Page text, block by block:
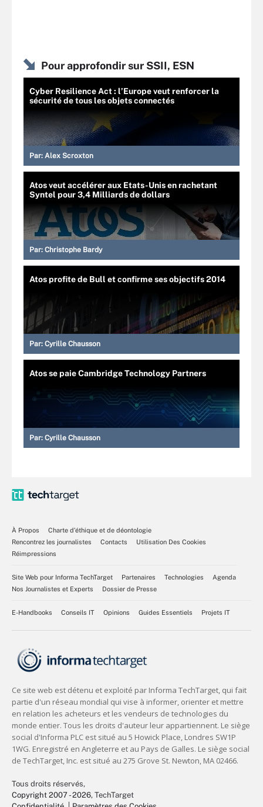
Pour approfondir sur SSII, ESN
Cyber Resilience Act : l’Europe veut renforcer la
sécurité de tous les objets connectés
Par: Alex Scroxton
Atos veut accélérer aux Etats-Unis en rachetant
Syntel pour 3,4 Milliards de dollars
Par: Christophe Bardy
Atos profite de Bull et confirme ses objectifs 2014
Par: Cyrille Chausson
Atos se paie Cambridge Technology Partners
Par: Cyrille Chausson
À Propos
Charte d’éthique et de déontologie
Rencontrez les journalistes
Contacts
Utilisation Des Cookies
Réimpressions
Site Web pour Informa TechTarget Partenaires Technologies
Agenda
Nos Journalistes et Experts
Dossier de Presse
E-Handbooks Conseils IT Opinions Guides Essentiels Projets IT
Tous droits réservés,
Copyright 2007 - 2026, TechTarget